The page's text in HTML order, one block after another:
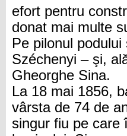
efort pentru
donat mai multe
Pe pilonul
Széchenyi – şi,
Gheorghe Sina.
La 18 mai 1856,
vârsta de 74 de
singur fiu pe care